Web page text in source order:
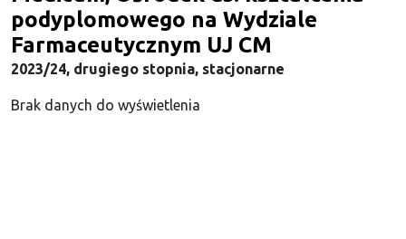
podyplomowego na Wydziale
Farmaceutycznym UJ CM
2023/24, drugiego stopnia, stacjonarne
Brak danych do wyświetlenia